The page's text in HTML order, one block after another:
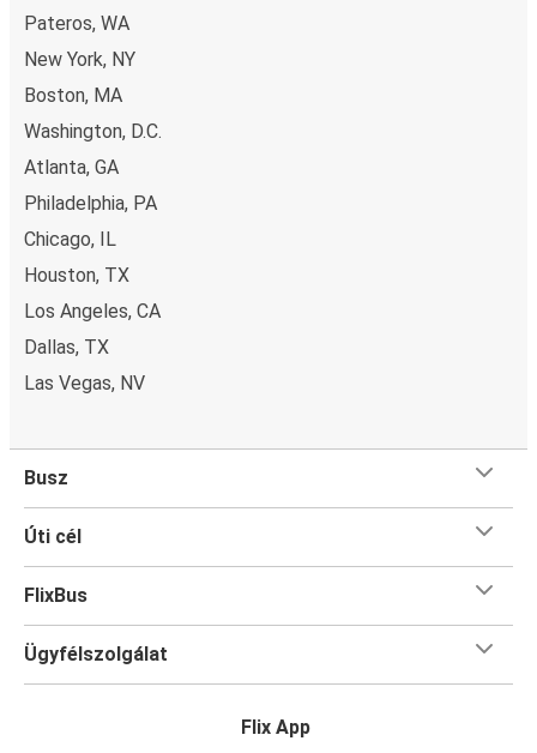
Pateros, WA
New York, NY
Boston, MA
Washington, D.C.
Atlanta, GA
Philadelphia, PA
Chicago, IL
Houston, TX
Los Angeles, CA
Dallas, TX
Las Vegas, NV
Busz
Úti cél
FlixBus
Ügyfélszolgálat
Flix App